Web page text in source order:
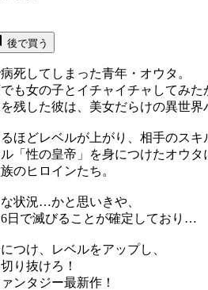
後で買う
死してしまった青年・オウタ。
も女の子とイチャイチャしてみた
残した彼は、美女だらけの異世界
ほどレベルが上がり、相手のスキ
「性の皇帝」を身につけたオウタ
のヒロインたち。
状況…かと思いきや、
日で滅びることが確定しており…
つけ、レベルをアップし、
り抜けろ！
ンタジー最新作！